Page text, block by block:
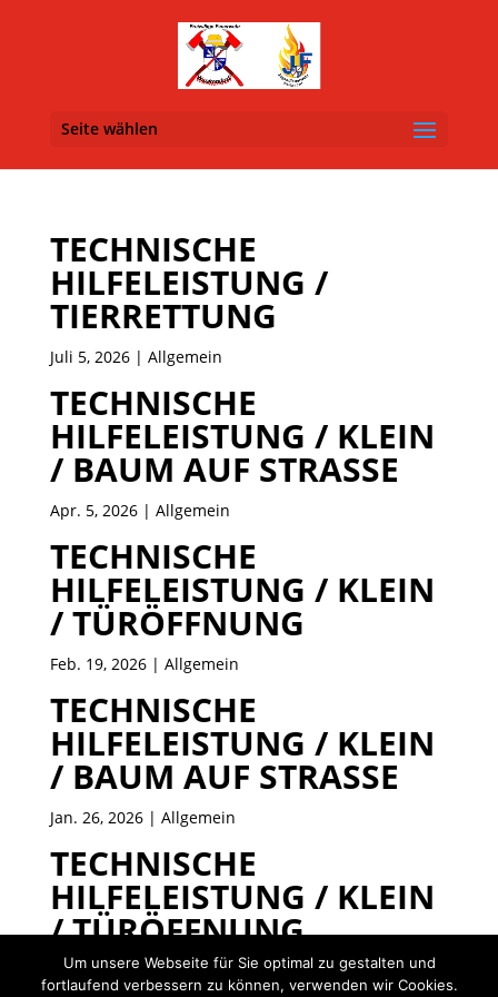
Seite wählen
TECHNISCHE
HILFELEISTUNG /
TIERRETTUNG
Juli 5, 2026| Allgemein
TECHNISCHE
HILFELEISTUNG / KLEIN
/ BAUM AUF STRASSE
Apr. 5, 2026| Allgemein
TECHNISCHE
HILFELEISTUNG / KLEIN
/ TÜRÖFFNUNG
Feb. 19, 2026| Allgemein
TECHNISCHE
HILFELEISTUNG / KLEIN
/ BAUM AUF STRASSE
Jan. 26, 2026| Allgemein
TECHNISCHE
HILFELEISTUNG / KLEIN
/ TÜRÖFFNUNG
Jan. 20, 2026 | Allgemein
Um unsere Webseite für Sie optimal zu gestalten und
fortlaufend verbessern zu können, verwenden wir Cookies.